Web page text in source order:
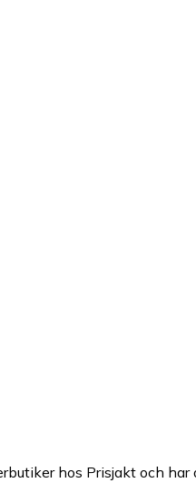
hos Prisjakt och har